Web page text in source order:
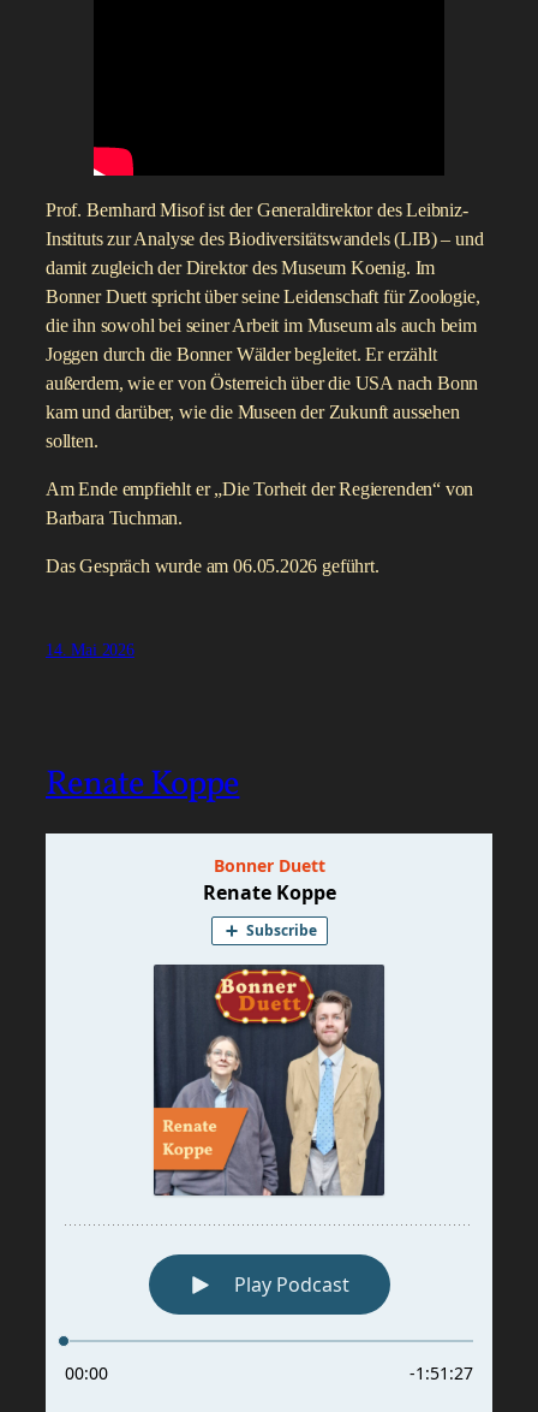
Prof. Bernhard Misof ist der Generaldirektor des Leibniz-
Instituts zur Analyse des Biodiversitätswandels (LIB) – und
damit zugleich der Direktor des Museum Koenig. Im
Bonner Duett spricht über seine Leidenschaft für Zoologie,
die ihn sowohl bei seiner Arbeit im Museum als auch beim
Joggen durch die Bonner Wälder begleitet. Er erzählt
außerdem, wie er von Österreich über die USA nach Bonn
kam und darüber, wie die Museen der Zukunft aussehen
sollten.
Am Ende empfiehlt er „Die Torheit der Regierenden“ von
Barbara Tuchman.
Das Gespräch wurde am 06.05.2026 geführt.
14. Mai 2026
Renate Koppe